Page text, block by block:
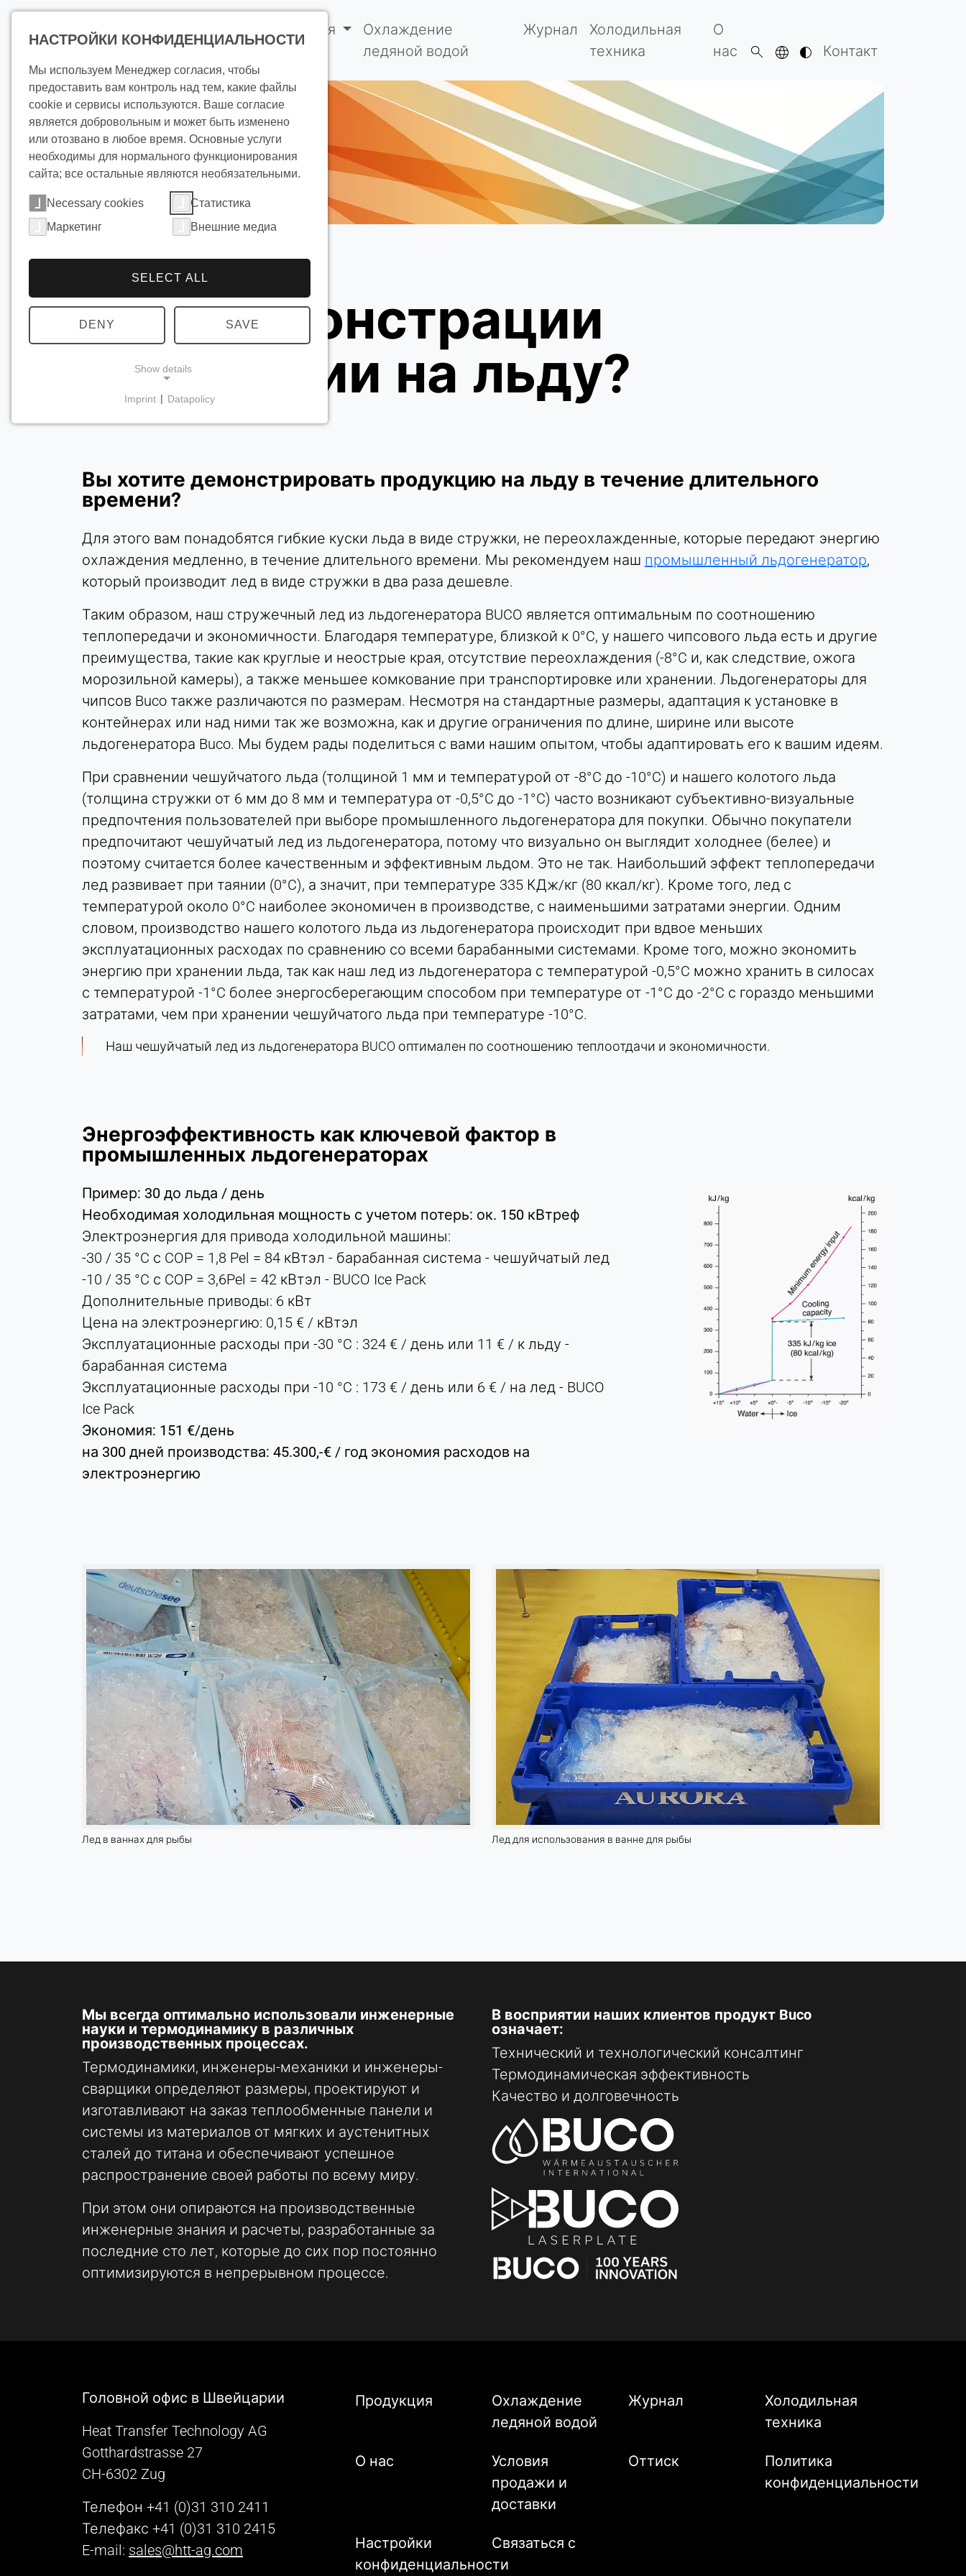
Продукция
Охлаждение
ледяной водой
Журнал
Холодильная
техника
О
нас
Контакт
Для демонстрации
продукции на льду?
Вы хотите демонстрировать продукцию на льду в течение длительного
времени?
Для этого вам понадобятся гибкие куски льда в виде стружки, не переохлажденные, которые передают энергию
охлаждения медленно, в течение длительного времени. Мы рекомендуем наш промышленный льдогенератор,
который производит лед в виде стружки в два раза дешевле.
Таким образом, наш стружечный лед из льдогенератора BUCO является оптимальным по соотношению
теплопередачи и экономичности. Благодаря температуре, близкой к 0°C, у нашего чипсового льда есть и другие
преимущества, такие как круглые и неострые края, отсутствие переохлаждения (-8°C и, как следствие, ожога
морозильной камеры), а также меньшее комкование при транспортировке или хранении. Льдогенераторы для
чипсов Buco также различаются по размерам. Несмотря на стандартные размеры, адаптация к установке в
контейнерах или над ними так же возможна, как и другие ограничения по длине, ширине или высоте
льдогенератора Buco. Мы будем рады поделиться с вами нашим опытом, чтобы адаптировать его к вашим идеям.
При сравнении чешуйчатого льда (толщиной 1 мм и температурой от -8°C до -10°C) и нашего колотого льда
(толщина стружки от 6 мм до 8 мм и температура от -0,5°C до -1°C) часто возникают субъективно-визуальные
предпочтения пользователей при выборе промышленного льдогенератора для покупки. Обычно покупатели
предпочитают чешуйчатый лед из льдогенератора, потому что визуально он выглядит холоднее (белее) и
поэтому считается более качественным и эффективным льдом. Это не так. Наибольший эффект теплопередачи
лед развивает при таянии (0°C), а значит, при температуре 335 КДж/кг (80 ккал/кг). Кроме того, лед с
температурой около 0°C наиболее экономичен в производстве, с наименьшими затратами энергии. Одним
словом, производство нашего колотого льда из льдогенератора происходит при вдвое меньших
эксплуатационных расходах по сравнению со всеми барабанными системами. Кроме того, можно экономить
энергию при хранении льда, так как наш лед из льдогенератора с температурой -0,5°C можно хранить в силосах
с температурой -1°C более энергосберегающим способом при температуре от -1°C до -2°C с гораздо меньшими
затратами, чем при хранении чешуйчатого льда при температуре -10°C.
Наш чешуйчатый лед из льдогенератора BUCO оптимален по соотношению теплоотдачи и экономичности.
Энергоэффективность как ключевой фактор в
промышленных льдогенераторах
Пример: 30 до льда / день
Необходимая холодильная мощность с учетом потерь: ок. 150 кВтреф
Электроэнергия для привода холодильной машины:
-30 / 35 °C с COP = 1,8 Pel = 84 кВтэл - барабанная система - чешуйчатый лед
-10 / 35 °C с COP = 3,6Pel = 42 кВтэл - BUCO Ice Pack
Дополнительные приводы: 6 кВт
Цена на электроэнергию: 0,15 € / кВтэл
Эксплуатационные расходы при -30 °C : 324 € / день или 11 € / к льду -
барабанная система
Эксплуатационные расходы при -10 °C : 173 € / день или 6 € / на лед - BUCO
Ice Pack
Экономия: 151 €/день
на 300 дней производства: 45.300,-€ / год экономия расходов на
электроэнергию
Лед в ваннах для рыбы Лед для использования в ванне для рыбы
Мы всегда оптимально использовали инженерные
науки и термодинамику в различных
производственных процессах.
Термодинамики, инженеры-механики и инженеры-
сварщики определяют размеры, проектируют и
изготавливают на заказ теплообменные панели и
системы из материалов от мягких и аустенитных
сталей до титана и обеспечивают успешное
распространение своей работы по всему миру.
При этом они опираются на производственные
инженерные знания и расчеты, разработанные за
последние сто лет, которые до сих пор постоянно
оптимизируются в непрерывном процессе.
В восприятии наших клиентов продукт Buco
означает:
Технический и технологический консалтинг
Термодинамическая эффективность
Качество и долговечность
Головной офис в Швейцарии
Heat Transfer Technology AG
Gotthardstrasse 27
CH-6302 Zug
Телефон +41 (0)31 310 2411
Телефакс +41 (0)31 310 2415
E-mail: sales@htt-ag.com
Продукция
Охлаждение
ледяной водой
Журнал
Холодильная
техника
О нас
Условия
продажи и
доставки
Оттиск
Политика
конфиденциальности
Настройки
конфиденциальности
Связаться с
НАСТРОЙКИ КОНФИДЕНЦИАЛЬНОСТИ
Мы используем Менеджер согласия, чтобы
предоставить вам контроль над тем, какие файлы
cookie и сервисы используются. Ваше согласие
является добровольным и может быть изменено
или отозвано в любое время. Основные услуги
необходимы для нормального функционирования
сайта; все остальные являются необязательными.
Necessary cookies
Статистика
Маркетинг
Внешние медиа
SELECT ALL
DENY SAVE
Show details
конфиденциальности. Эти файлы cookie нельзя
отключить.
cookie_consent
Name:
согласие
Provider:
Heat Transfer Technology
Сохраняет ваши настройки
конфиденциальности
duration:
СТАТИСТИКА
Используется для понимания того, как
используется сайт, а также для повышения
производительности и удобства использования.
Данные обрабатываются анонимно.
Matomo
Provider:
Heat Transfer Technology
Purpose:
Статистика
Cookie
Сессия
Используется для оценки эффективности
маркетинга и идентификации посетителей,
связанных с бизнесом.
LinkedIn
bcookie, li_gc, lidc
Корпорация LinkedIn
Purpose:
Отслеживание конверсии
Cookie
duration:
1 день - 1 год
Leadinfo
_li_id.#, _li_id.#.expires, _li_ses.#,
_li_ses.#.expires,
Leadinfo B.V.
Идентификация компании (B2B)
duration:
Постоянный
hjSession#, hjSessionUser#,
_hjAbsoluteSessionInProgress
Hotjar Ltd.
Purpose:
Позволяет использовать контент сторонних
разработчиков, например видео. При активации
технические данные могут передаваться
провайдеру.
Vimeo
vuid, плеер
Vimeo, Inc.
Purpose:
Встраивание видеоконтента
Cookie
Сессия - 2 года
Imprint | Datapolicy